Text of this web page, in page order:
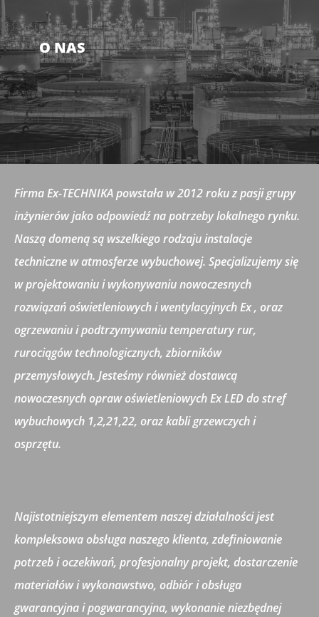
O NAS
Firma Ex-TECHNIKA powstała w 2012 roku z pasji grupy
inżynierów jako odpowiedź na potrzeby lokalnego rynku.
Naszą domeną są wszelkiego rodzaju instalacje
techniczne w atmosferze wybuchowej. Specjalizujemy się
w projektowaniu i wykonywaniu nowoczesnych
rozwiązań oświetleniowych i wentylacyjnych Ex , oraz
ogrzewaniu i podtrzymywaniu temperatury rur,
rurociągów technologicznych, zbiorników
przemysłowych. Jesteśmy również dostawcą
nowoczesnych opraw oświetleniowych Ex LED do stref
wybuchowych 1,2,21,22, oraz kabli grzewczych i
osprzętu.
Najistotniejszym elementem naszej działalności jest
kompleksowa obsługa naszego klienta, zdefiniowanie
potrzeb i oczekiwań, profesjonalny projekt, dostarczenie
materiałów i wykonawstwo, odbiór i obsługa
gwarancyjna i pogwarancyjna, wykonanie niezbędnej